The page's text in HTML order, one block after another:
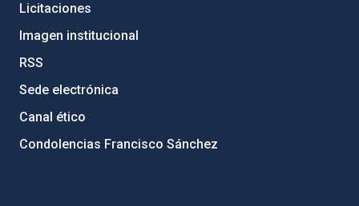
Licitaciones
Imagen institucional
RSS
Sede electrónica
Canal ético
Condolencias Francisco Sánchez